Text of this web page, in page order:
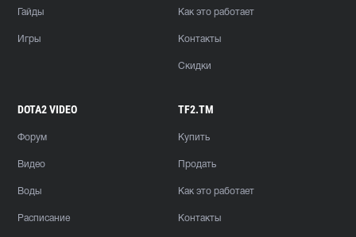
Гайды
Игры
Как это работает
Контакты
Скидки
DOTA2 VIDEO
Форум
Видео
Воды
Расписание
TF2.TM
Купить
Продать
Как это работает
Контакты